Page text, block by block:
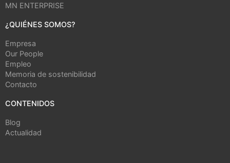
MN ENTERPRISE
¿QUIÉNES SOMOS?
Empresa
Our People
Empleo
Memoria de sostenibilidad
Contacto
CONTENIDOS
Blog
Actualidad